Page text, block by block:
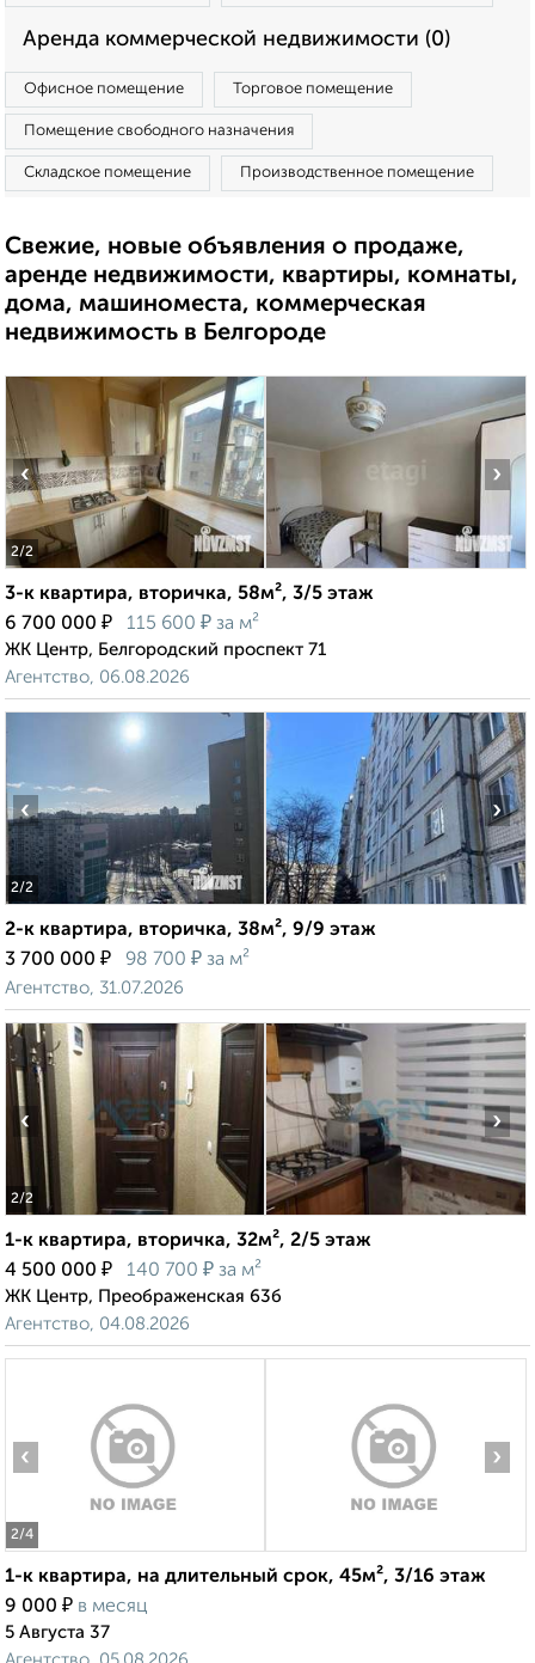
Аренда коммерческой недвижимости (0)
Офисное помещение Торговое помещение
Помещение свободного назначения
Складское помещение Производственное помещение
Свежие, новые объявления о продаже,
аренде недвижимости, квартиры, комнаты,
дома, машиноместа, коммерческая
недвижимость в Белгороде
2/2
‹ ›
3-к квартира, вторичка, 58м², 3/5 этаж
6 700 000 ₽ 115 600 ₽ за м²
ЖК Центр, Белгородский проспект 71
Агентство, 06.08.2026
2/2
‹ ›
2-к квартира, вторичка, 38м², 9/9 этаж
3 700 000 ₽ 98 700 ₽ за м²
Агентство, 31.07.2026
2/2
‹ ›
1-к квартира, вторичка, 32м², 2/5 этаж
4 500 000 ₽ 140 700 ₽ за м²
ЖК Центр, Преображенская 63б
Агентство, 04.08.2026
2/4
‹ ›
1-к квартира, на длительный срок, 45м², 3/16 этаж
9 000 ₽ в месяц
5 Августа 37